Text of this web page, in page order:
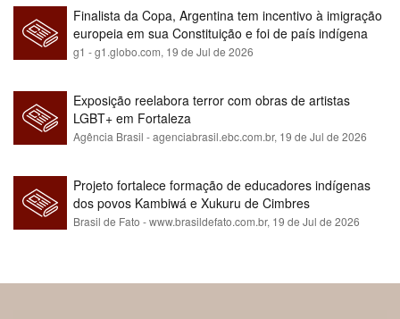
Finalista da Copa, Argentina tem incentivo à imigração
europeia em sua Constituição e foi de país indígena
para maioria branca
g1 - g1.globo.com, 19 de Jul de 2026
Exposição reelabora terror com obras de artistas
LGBT+ em Fortaleza
Agência Brasil - agenciabrasil.ebc.com.br, 19 de Jul de 2026
Projeto fortalece formação de educadores indígenas
dos povos Kambiwá e Xukuru de Cimbres
Brasil de Fato - www.brasildefato.com.br, 19 de Jul de 2026